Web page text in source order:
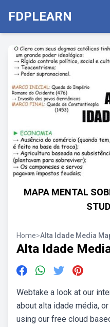
FDPLEARN
MAPA MENTAL
Home>Alta Idade Media
Alta Idade
Webtake a look at our
about alta idade média,
using our free cloud